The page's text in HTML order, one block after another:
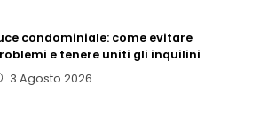
condominiale: come evitare
e tenere uniti gli inquilini
3 Agosto 2026